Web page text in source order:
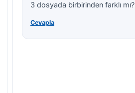
3 dosyada birbirinden farklı mı?
Cevapla